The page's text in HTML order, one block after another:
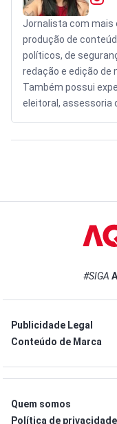
Jornalista com mais
produção de
políticos, de
redação e edição
Também possui
eleitoral, assessoria
#SIGA
Publicidade Legal
Conteúdo de Marca
Quem somos
Política de privacidade